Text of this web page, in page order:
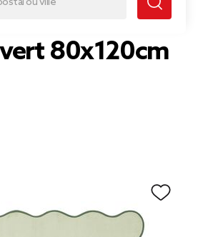
Wavy
80x120cm